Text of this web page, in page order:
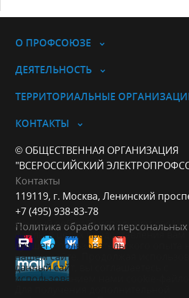
О ПРОФСОЮЗЕ
ДЕЯТЕЛЬНОСТЬ
ТЕРРИТОРИАЛЬНЫЕ
КОНТАКТЫ
© ОБЩЕСТВЕННАЯ ОРГАНИЗАЦИЯ
"ВСЕРОССИЙСКИЙ
Контакты
119119, г. Москва, Ленинский
+7 (495) 938-83-78
Политика обработки
Данный веб-сайт использует cookie-
файлы в целях предоставления вам
лучшего пользовательского опыта
нашем сайте. Продолжая
данный сайт, вы соглашаетесь с
использованием нами cookie-